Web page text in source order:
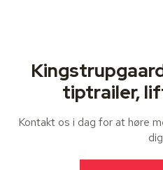
tiptrailer,
Kontakt os i dag for at høre